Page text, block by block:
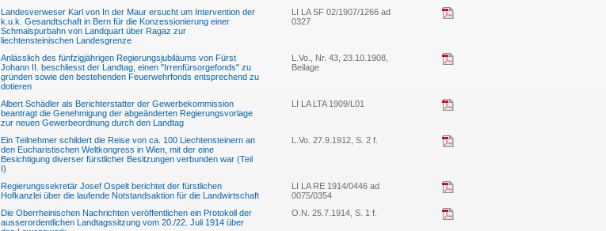
Landesverweser Karl von In der Maur ersucht um Intervention der
k.u.k. Gesandtschaft in Bern für die Konzessionierung einer
Schmalspurbahn von Landquart über Ragaz zur
liechtensteinischen Landesgrenze
LI LA SF 02/1907/1266 ad
0327
Anlässlich des fünfzigjährigen Regierungsjubiläums von Fürst
Johann II. beschliesst der Landtag, einen "Irrenfürsorgefonds" zu
gründen sowie den bestehenden Feuerwehrfonds entsprechend zu
dotieren
L.Vo., Nr. 43, 23.10.1908,
Beilage
Albert Schädler als Berichterstatter der Gewerbekommission
beantragt die Genehmigung der abgeänderten Regierungsvorlage
zur neuen Gewerbeordnung durch den Landtag
LI LA LTA 1909/L01
Ein Teilnehmer schildert die Reise von ca. 100 Liechtensteinern an
den Eucharistischen Weltkongress in Wien, mit der eine
Besichtigung diverser fürstlicher Besitzungen verbunden war (Teil
I)
L.Vo. 27.9.1912, S. 2 f.
Regierungssekretär Josef Ospelt berichtet der fürstlichen
Hofkanzlei über die laufende Notstandsaktion für die Landwirtschaft
LI LA RE 1914/0446 ad
0075/0354
Die Oberrheinischen Nachrichten veröffentlichen ein Protokoll der
ausserordentlichen Landtagssitzung vom 20./22. Juli 1914 über
O.N. 25.7.1914, S. 1 f.